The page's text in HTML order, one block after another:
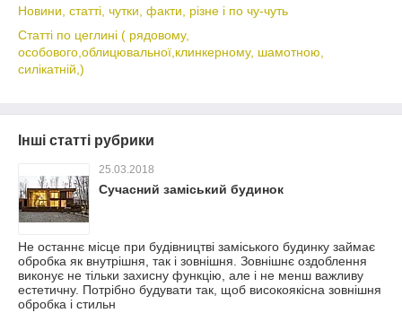
Новини, статті, чутки, факти, різне і по чу-чуть
Статті по цеглині ( рядовому,
особового,облицювальної,клинкерному, шамотною,
силікатній,)
Інші статті рубрики
25.03.2018
Сучасний заміський будинок
Не останнє місце при будівництві заміського будинку займає
обробка як внутрішня, так і зовнішня. Зовнішнє оздоблення
виконує не тільки захисну функцію, але і не менш важливу
естетичну. Потрібно будувати так, щоб високоякісна зовнішня
обробка і стильн